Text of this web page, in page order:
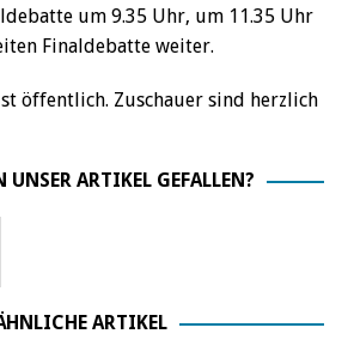
um 9.35 Uhr, um 11.35 Uhr
Finaldebatte weiter.
öffentlich. Zuschauer sind herzlich
UNSER ARTIKEL GEFALLEN?
ARTIKEL